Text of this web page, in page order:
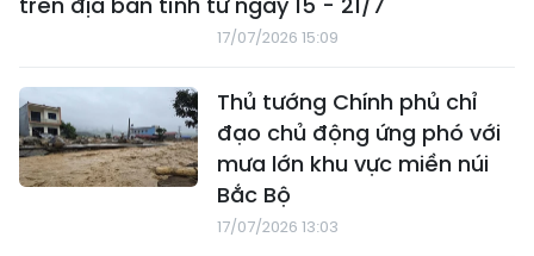
17/07/2026 15:09
Thủ tướng Chính phủ chỉ
đạo chủ động ứng phó với
mưa lớn khu vực miền núi
Bắc Bộ
17/07/2026 13:03